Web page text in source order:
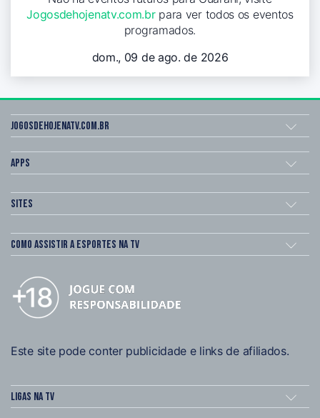
Jogosdehojenatv.com.brpara ver todos os eventos
programados.
dom., 09 de ago. de 2026
Jogosdehojenatv.com.br
Apps
Sites
Como assistir a esportes na TV
Este site pode conter publicidade e links de afiliados.
Ligas na TV